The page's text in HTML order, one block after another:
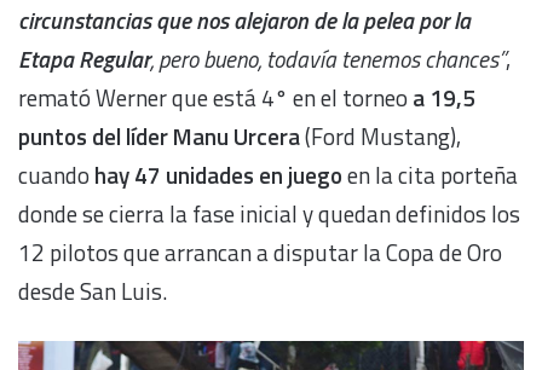
circunstancias que nos alejaron de la pelea por la
Etapa Regular, pero bueno, todavía tenemos chances”,
remató Werner que está 4° en el torneo a 19,5
puntos del líder Manu Urcera(Ford Mustang),
cuando hay 47 unidades en juegoen la cita porteña
donde se cierra la fase inicial y quedan definidos los
12 pilotos que arrancan a disputar la Copa de Oro
desde San Luis.